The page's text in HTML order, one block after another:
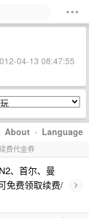
04-13 08:47:55
About · Language
费代金券
、首尔、曼
免费领取续费/
›